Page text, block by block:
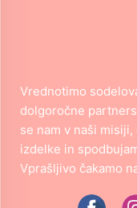
Vrednotimo
dolgoročne
se nam v naši
izdelke in
Vprašljivo čakamo